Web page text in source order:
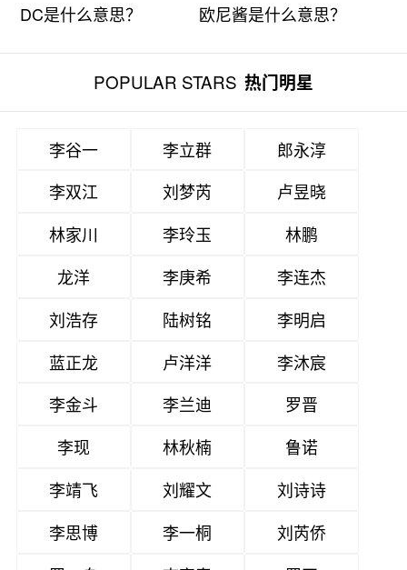
DC是什么意思？ 欧尼酱是什么意思？
POPULAR STARS 热门明星
李谷一 李立群
郎永淳
李双江
刘梦芮
卢昱晓
林家川
李玲玉
林鹏
龙洋
李庚希
李连杰
刘浩存
陆树铭
李明启
蓝正龙
卢洋洋
李沐宸
李金斗
李兰迪
罗晋
李现
林秋楠
鲁诺
李靖飞
刘耀文
刘诗诗
李思博
李一桐
刘芮侨